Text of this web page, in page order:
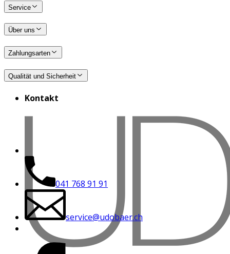
Service
Über uns
Zahlungsarten
Qualität und Sicherheit
Kontakt
041 768 91 91
service@udobaer.ch